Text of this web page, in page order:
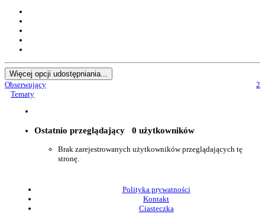
Więcej opcji udostępniania...
Obserwujący
2
Tematy
Ostatnio przeglądający 0 użytkowników
Brak zarejestrowanych użytkowników przeglądających tę
stronę.
Polityka prywatności
Kontakt
Ciasteczka